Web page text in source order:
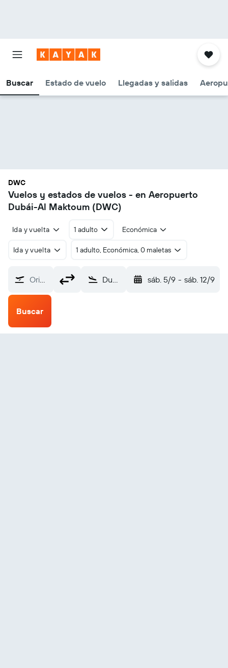
Buscar Estado de vuelo Llegadas y salidas
DWC
Vuelos y estados de vuelos - en Aeropuerto
Dubái-Al Maktoum (DWC)
Ida y vuelta 1 adulto Económica
Ida y vuelta 1 adulto, Económica, 0 maletas
Origen Dubái-Al Maktoum (DWC) sáb. 5/9 - sáb. 12/9
Buscar